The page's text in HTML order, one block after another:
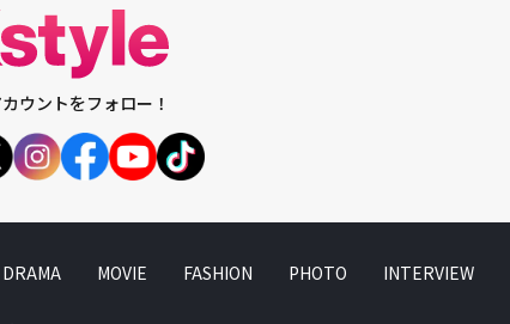
っこいいので存分に楽曲を聴いていただ
コラボビジュアルも公開されています。
だきました。イラストも素敵なのでじ
ぜひお楽しみください。◆LE SSERAFIM
」に、Adoさんがフィーチャリングで参
知った時はとても驚きました！ Adoさ
」2023年8月23日（水）リリ
10形態【CD収録曲】1.UNFORGIVEN
ウントをフォロー！
DRAMA MOVIE FASHION PHOTO INTERVIEW